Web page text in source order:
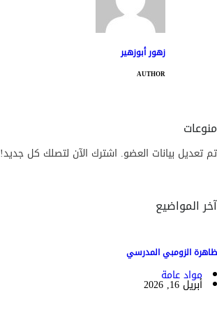
زهور أبوزهير
AUTHOR
منوعات
تم تعديل بيانات العضو. اشترك الآن لتصلك كل جديد!
آخر المواضيع
ظاهرة الزومبي المدرسي
مواد عامة
أبريل 16, 2026